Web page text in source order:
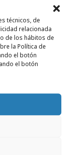
técnicos, de
relacionada
de los hábitos de
la Política de
el botón
el botón